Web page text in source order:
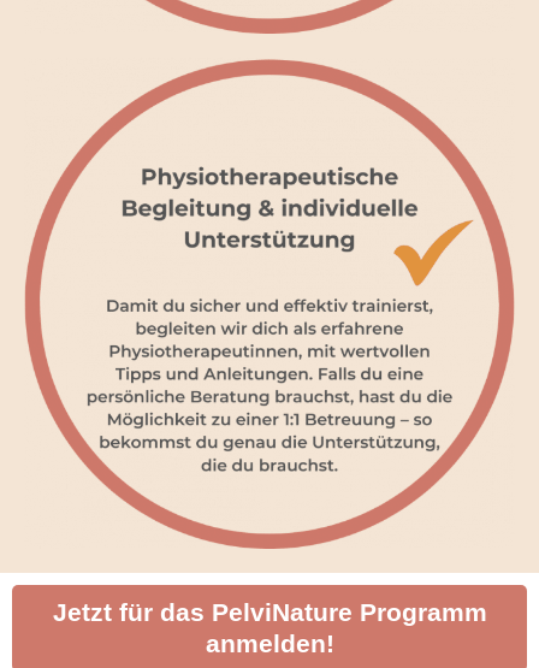
Jetzt für das PelviNature Programm
anmelden!